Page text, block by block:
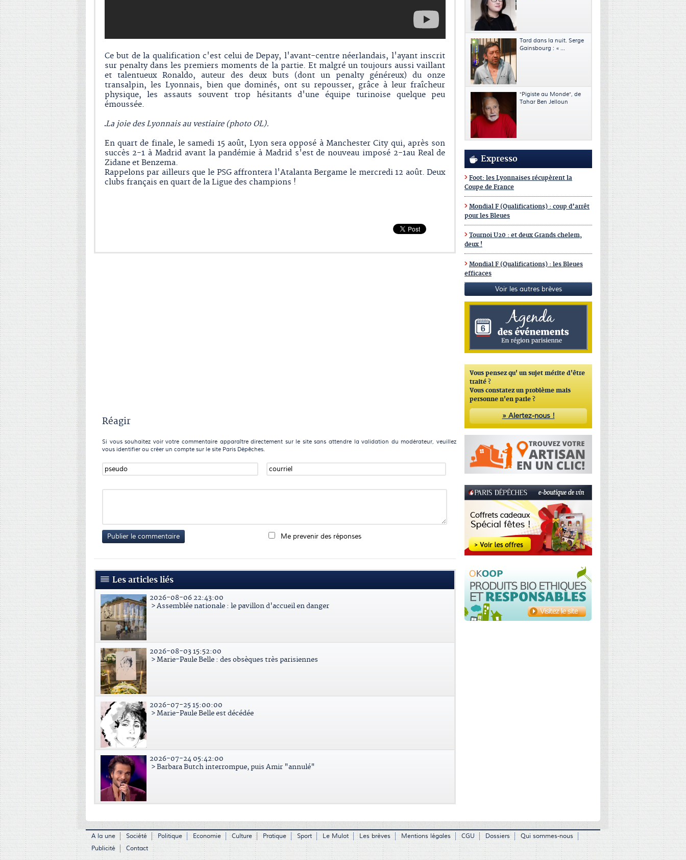
Ce but de la qualification c'est celui de Depay, l'avant-centre néerlandais, l'ayant inscrit
sur penalty dans les premiers moments de la partie. Et malgré un toujours aussi vaillant
et talentueux Ronaldo, auteur des deux buts (dont un penalty généreux) du onze
transalpin, les Lyonnais, bien que dominés, ont su repousser, grâce à leur fraîcheur
physique, les assauts souvent trop hésitants d'une équipe turinoise quelque peu
émoussée.
La joie des Lyonnais au vestiaire (photo OL).
En quart de finale, le samedi 15 août, Lyon sera opposé à Manchester City qui, après son
succès 2-1 à Madrid avant la pandémie à Madrid s'est de nouveau imposé 2-1au Real de
Zidane et Benzema.
Rappelons par ailleurs que le PSG affrontera l'Atalanta Bergame le mercredi 12 août. Deux
clubs français en quart de la Ligue des champions !
Réagir
Si vous souhaitez voir votre commentaire apparaître directement sur le site sans attendre la validation du modérateur, veuillez
vous identifier ou créer un compte sur le site Paris Dépêches.
Publier le commentaire Me prevenir des réponses
Les articles liés
2026-08-06 22:43:00
> Assemblée nationale : le pavillon d'accueil en danger
2026-08-03 15:52:00
> Marie-Paule Belle : des obsèques très parisiennes
2026-07-25 15:00:00
> Marie-Paule Belle est décédée
2026-07-24 05:42:00
> Barbara Butch interrompue, puis Amir "annulé"
Tard dans la nuit. Serge
Gainsbourg : « ...
"Pigiste au Monde", de
Tahar Ben Jelloun
Expresso
Foot: les Lyonnaises récupèrent la
Coupe de France
Mondial F (Qualifications) : coup d’arrêt
pour les Bleues
Tournoi U20 : et deux Grands chelem,
deux !
Mondial F (Qualifications) : les Bleues
efficaces
Voir les autres brèves
Vous pensez qu' un sujet mérite d'être
traité ?
Vous constatez un problème mais
personne n'en parle ?
» Alertez-nous !
A la une Société Politique Economie Culture Pratique Sport Le Mulot Les brèves Mentions légales CGU Dossiers
Qui sommes-nous
Publicité
Contact